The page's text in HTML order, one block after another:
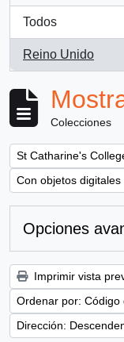
Todos
Reino Unido
, 1 resultados
Colecciones
Remove filter:
St Catharine's
Remove filter:
Con objetos digitales
Opciones
Imprimir vista
Ordenar por: Código
Dirección: